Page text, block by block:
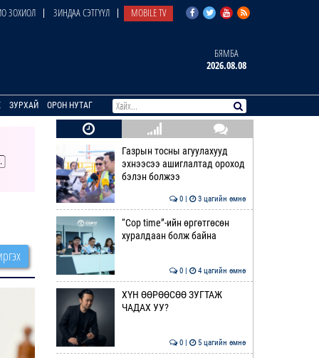
ЗОХИОЛ ЗИНДАА СЭТГҮҮЛ MOBILE TV
БЯМБА
2026.08.08
ЗУРХАЙ ОРОН НУТАГ
Газрын тосны агуулахууд
эхнээсээ ашиглалтад ороход
бэлэн болжээ
0 | 3 цагийн өмнө
“Cop time”-ийн өргөтгөсөн
хуралдаан болж байна
0 | 4 цагийн өмнө
ХҮН ӨӨРӨӨСӨӨ ЗУГТАЖ
ЧАДАХ УУ?
0 | 5 цагийн өмнө